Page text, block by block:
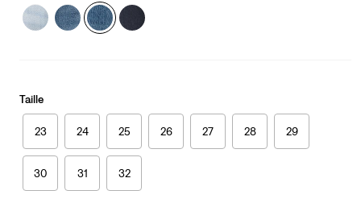
Taille
23 24 25 26 27 28 29
30 31 32